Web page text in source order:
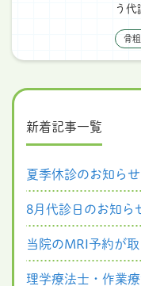
う
骨
新着記事一覧
夏季休診のお知らせ
8月代診日のお知ら
当院のMRI予約が
理学療法士・作業